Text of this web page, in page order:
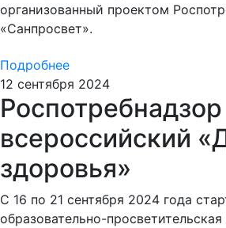
организованный проектом
«Санпросвет».
Подробнее
12 сентября 2024
всероссийский
здоровья»
С 16 по 21 сентября 2024 года
образовательно-